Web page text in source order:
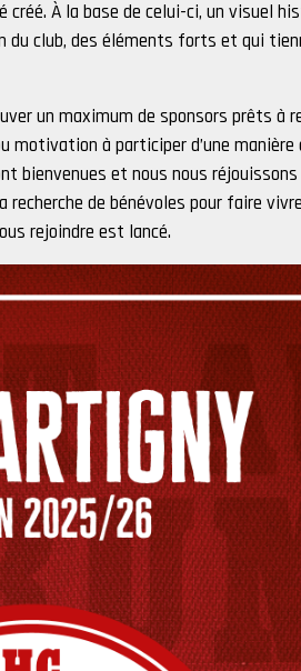
créé. À la base de celui-ci, un visuel
du club, des éléments forts et qui
un maximum de sponsors prêts à
à participer d’une manière
bienvenues et nous nous réjouissons
de bénévoles pour faire
rejoindre est lancé.